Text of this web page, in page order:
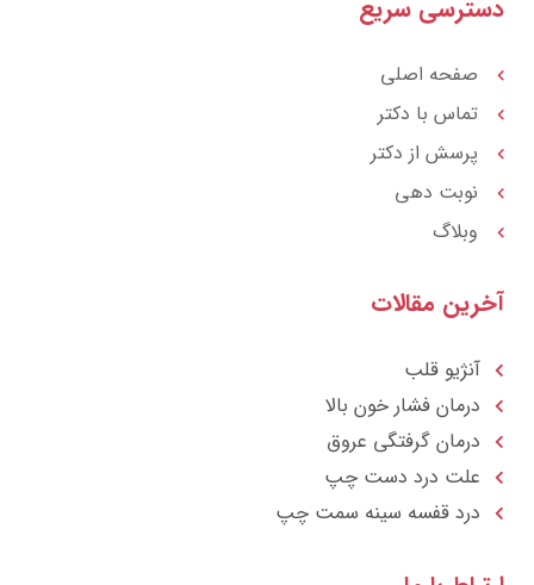
a
t
سریع
صفحه اصلی
تماس با دکتر
پرسش از دکتر
نوبت دهی
وبلاگ
مقالات
آنژیو قلب
درمان فشار خون بالا
درمان گرفتگی عروق
علت درد دست چپ
درد قفسه سينه سمت چپ